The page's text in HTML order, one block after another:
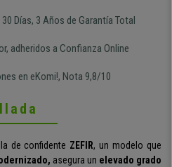
Días, 3 Años de Garantía Total
adheridos a Confianza Online
en eKomi!, Nota 9,8/10
de confidente ZEFIR, un modelo que
asegura un elevado grado